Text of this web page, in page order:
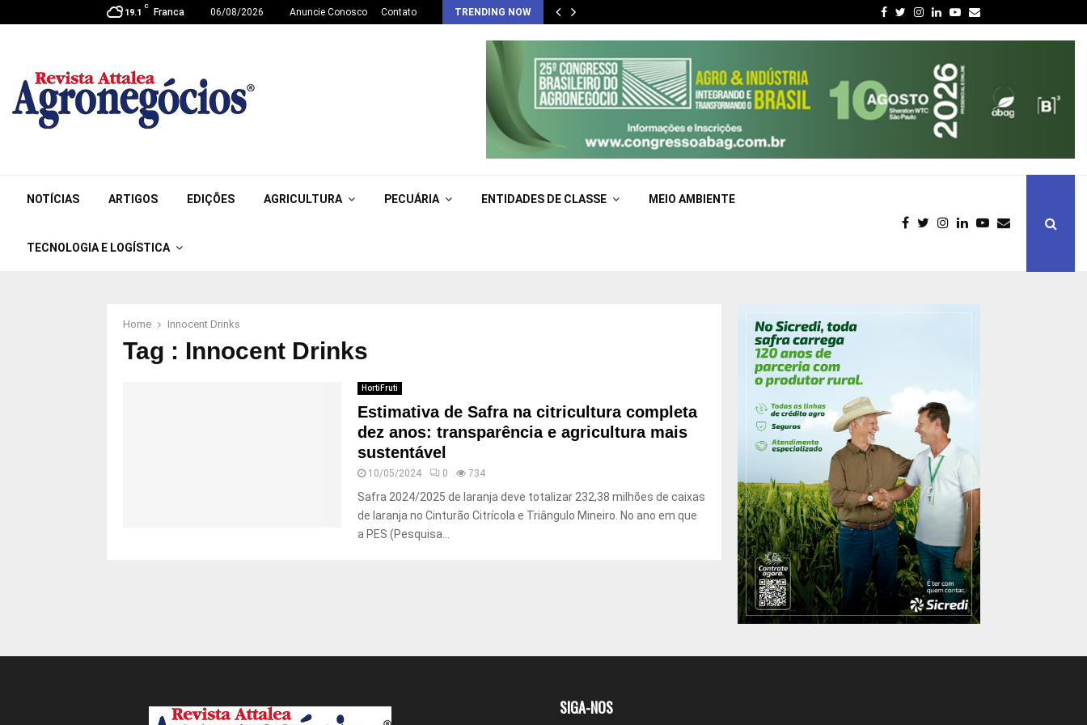
19.1
C
Franca 06/08/2026 Anuncie Conosco Contato TRENDING NOW Facebook
Twitter
Instagram
LinkedinYoutube
Email
NOTÍCIAS ARTIGOS EDIÇÕES AGRICULTURA PECUÁRIA ENTIDADES DE CLASSE MEIO AMBIENTE
TECNOLOGIA E LOGÍSTICA
Home Innocent Drinks
Tag : Innocent Drinks
HortiFruti
Estimativa de Safra na citricultura completa
dez anos: transparência e agricultura mais
sustentável
10/05/2024 0 734
Safra 2024/2025 de laranja deve totalizar 232,38 milhões de caixas
de laranja no Cinturão Citrícola e Triângulo Mineiro. No ano em que
a PES (Pesquisa...
SIGA-NOS